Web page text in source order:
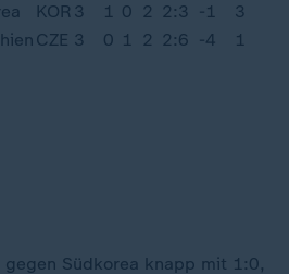
KOR 3 1 0 2 2:3 -1
3
CZE 3 0 1 2 2:6 -4
1
Südkorea knapp mit 1:0,